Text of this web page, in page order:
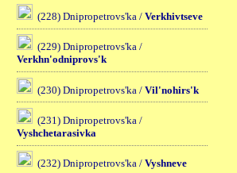
(228) Dnipropetrovs'ka / Verkhivtseve
(229) Dnipropetrovs'ka /
Verkhn'odniprovs'k
(230) Dnipropetrovs'ka / Vil'nohirs'k
(231) Dnipropetrovs'ka /
Vyshchetarasivka
(232) Dnipropetrovs'ka / Vyshneve